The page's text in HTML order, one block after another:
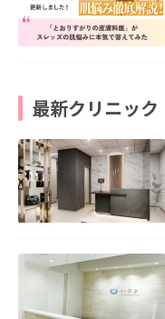
最新クリニック